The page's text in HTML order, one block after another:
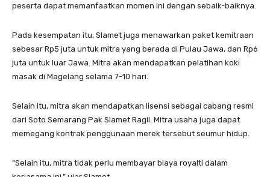
peserta dapat memanfaatkan momen ini dengan sebaik-baiknya.
Pada kesempatan itu, Slamet juga menawarkan paket kemitraan
sebesar Rp5 juta untuk mitra yang berada di Pulau Jawa, dan Rp6
juta untuk luar Jawa. Mitra akan mendapatkan pelatihan koki
masak di Magelang selama 7-10 hari.
Selain itu, mitra akan mendapatkan lisensi sebagai cabang resmi
dari Soto Semarang Pak Slamet Ragil. Mitra usaha juga dapat
memegang kontrak penggunaan merek tersebut seumur hidup.
“Selain itu, mitra tidak perlu membayar biaya royalti dalam